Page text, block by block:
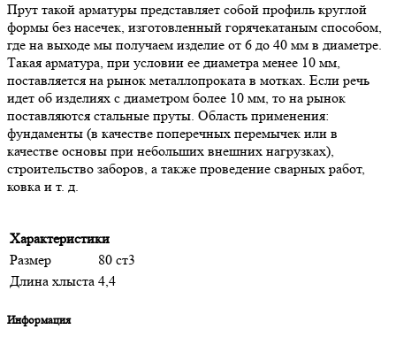
Прут такой арматуры представляет собой профиль круглой
формы без насечек, изготовленный горячекатаным способом,
где на выходе мы получаем изделие от 6 до 40 мм в диаметре.
Такая арматура, при условии ее диаметра менее 10 мм,
поставляется на рынок металлопроката в мотках. Если речь
идет об изделиях с диаметром более 10 мм, то на рынок
поставляются стальные пруты. Область применения:
фундаменты (в качестве поперечных перемычек или в
качестве основы при небольших внешних нагрузках),
строительство заборов, а также проведение сварных работ,
ковка и т. д.
Характеристики
Размер
80 ст3
Длина хлыста 4,4
Информация